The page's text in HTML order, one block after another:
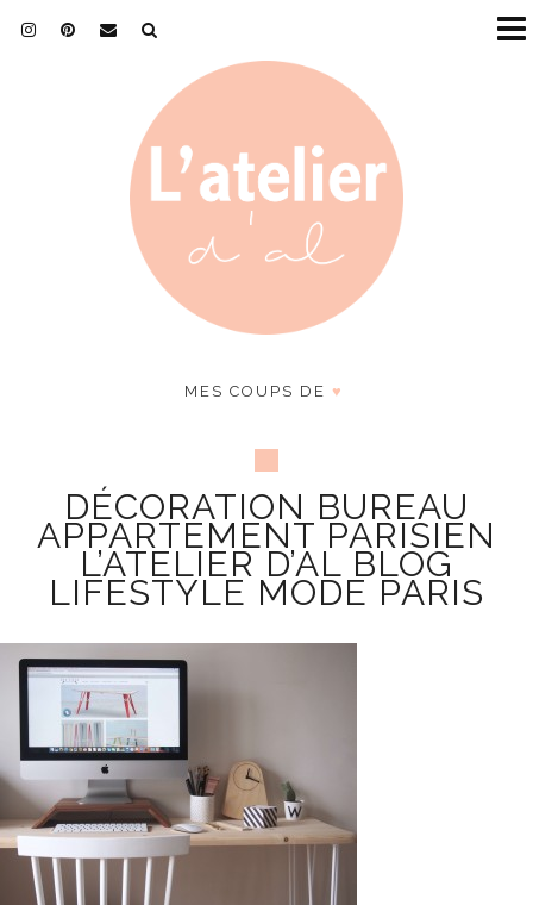
MES COUPS DE ♥
DÉCORATION BUREAU
APPARTEMENT PARISIEN
L’ATELIER D’AL BLOG
LIFESTYLE MODE PARIS